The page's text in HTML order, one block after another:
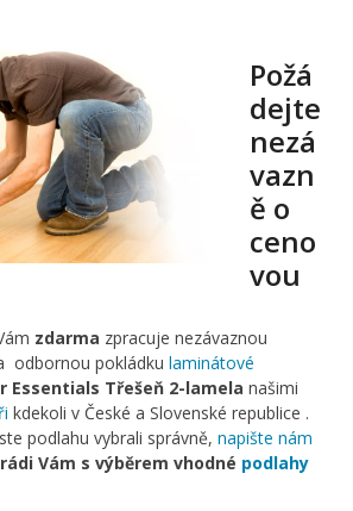
Požá
dejte
nezá
vazn
ě o
ceno
vou
zdarma zpracuje nezávaznou
odbornou pokládku laminátové
Essentials Třešeň 2-lamela našimi
kdekoli v České a Slovenské republice .
podlahu vybrali správně, napište nám
rádi Vám s výběrem vhodné podlahy